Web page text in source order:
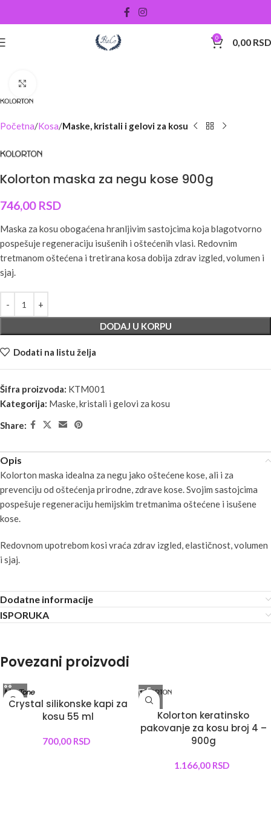
0 0,00 RSD
Početna Kosa Maske, kristali i gelovi za kosu
Kolorton maska za negu kose 900g
746,00 RSD
Maska za kosu obogaćena hranljivim sastojcima koja blagotvorno
pospešuje regeneraciju isušenih i oštećenih vlasi. Redovnim
tretmanom oštećena i tretirana kosa dobija zdrav izgled, volumen i
sjaj.
DODAJ U KORPU
Dodati na listu želja
Šifra proizvoda: KTM001
Kategorija: Maske, kristali i gelovi za kosu
Share:
Opis
Kolorton maska idealna za negu jako oštećene kose, ali i za
prevenciju od oštećenja prirodne, zdrave kose. Svojim sastojcima
pospešuje regeneraciju hemijskim tretmanima oštećene i isušene
kose.
Redovnom upotrebom kosi vraća zdrav izgled, elastičnost, volumen
i sjaj.
Dodatne informacije
ISPORUKA
Povezani proizvodi
Crystal silikonske kapi za
kosu 55 ml
700,00 RSD
Kolorton keratinsko
pakovanje za kosu broj 4 –
900g
1.166,00 RSD